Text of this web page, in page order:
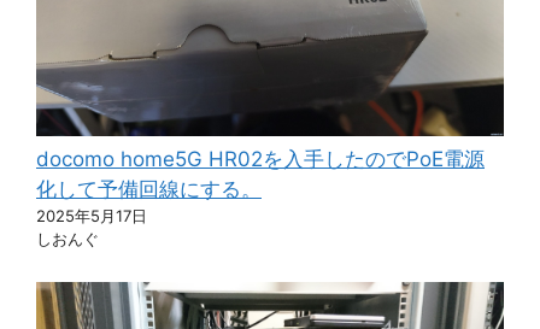
docomo home5G HR02を入手したのでPoE電源
化して予備回線にする。
2025年5月17日
しおんぐ